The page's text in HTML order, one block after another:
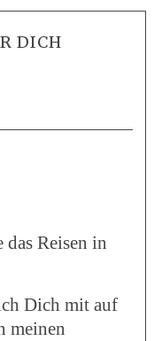
DICH
Reisen in
Dich mit auf
meinen